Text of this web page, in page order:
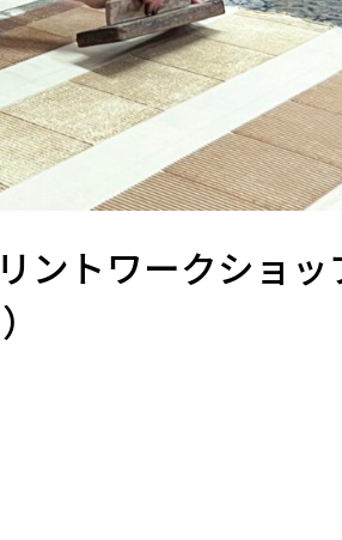
ントワークショッ